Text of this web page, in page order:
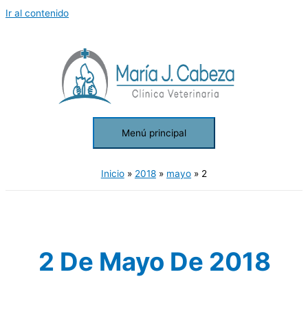
Ir al contenido
Menú principal
Inicio 2018 mayo 2
2 De Mayo De 2018